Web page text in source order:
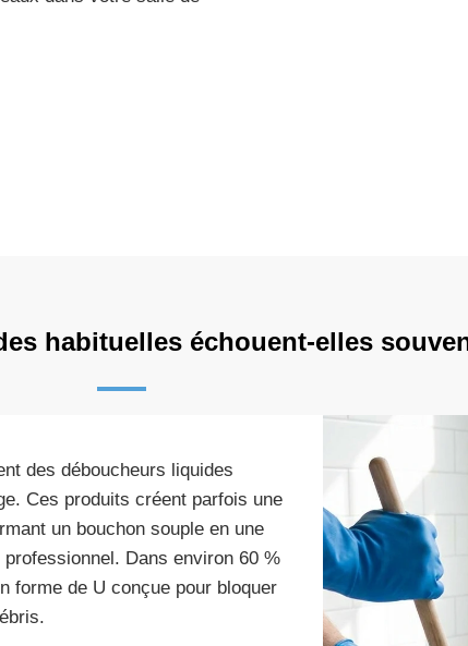
habituelles échouent-elles
des déboucheurs liquides
Ces produits créent parfois une
un bouchon souple en une
Dans environ 60 %
forme de U conçue pour bloquer